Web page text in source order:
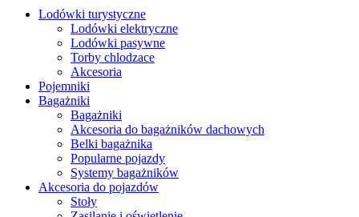
Lodówki turystyczne
Lodówki elektryczne
Lodówki pasywne
Torby chlodzace
Akcesoria
Pojemniki
Bagażniki
Bagażniki
Akcesoria do bagażników dachowych
Belki bagażnika
Popularne pojazdy
Systemy bagażników
Akcesoria do pojazdów
Stoły